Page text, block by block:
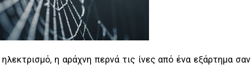
ηλεκτρισμό, η αράχνη περνά τις ίνες από ένα εξάρτημα σαν